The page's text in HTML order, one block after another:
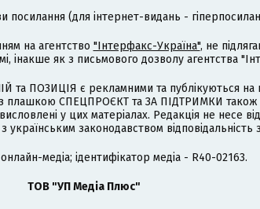
посилання (для інтернет-видань -
на агентство "Інтерфакс-Україна", не
інакше як з письмового дозволу агентства
та ПОЗИЦІЯ є рекламними та публікуються на
з плашкою СПЕЦПРОЄКТ та ЗА ПІДТРИМКИ
у цих матеріалах. Редакція не несе
законодавством
медіа; ідентифікатор медіа - R40-02163.
ТОВ "УП Медіа Плюс"